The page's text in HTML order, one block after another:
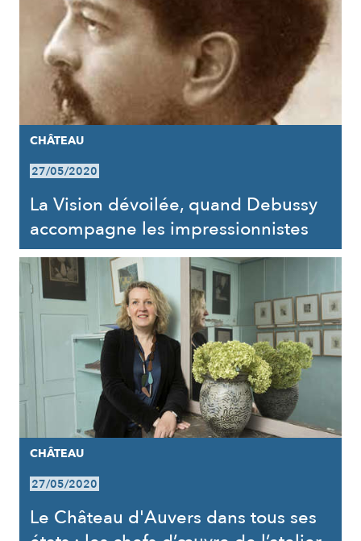
CHÂTEAU
27/05/2020
La Vision dévoilée, quand Debussy
accompagne les impressionnistes
CHÂTEAU
27/05/2020
Le Château d'Auvers dans tous ses